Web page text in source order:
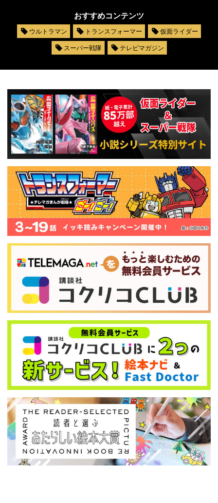
おすすめコンテンツ
ウルトラマン トランスフォーマー
仮面ライダー
スーパー戦隊
テレビマガジン